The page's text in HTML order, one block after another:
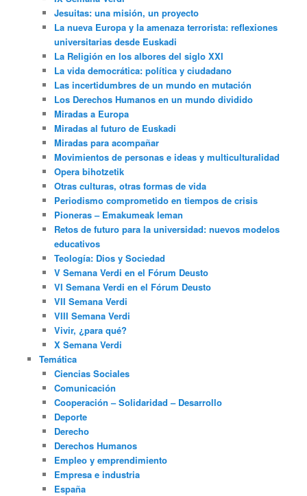
Jesuitas: una misión, un proyecto
La nueva Europa y la amenaza terrorista: reflexiones
universitarias desde Euskadi
La Religión en los albores del siglo XXI
La vida democrática: política y ciudadano
Las incertidumbres de un mundo en mutación
Los Derechos Humanos en un mundo dividido
Miradas a Europa
Miradas al futuro de Euskadi
Miradas para acompañar
Movimientos de personas e ideas y multiculturalidad
Opera bihotzetik
Otras culturas, otras formas de vida
Periodismo comprometido en tiempos de crisis
Pioneras – Emakumeak leman
Retos de futuro para la universidad: nuevos modelos
educativos
Teología: Dios y Sociedad
V Semana Verdi en el Fórum Deusto
VI Semana Verdi en el Fórum Deusto
VII Semana Verdi
VIII Semana Verdi
Vivir, ¿para qué?
X Semana Verdi
Temática
Ciencias Sociales
Comunicación
Cooperación – Solidaridad – Desarrollo
Deporte
Derecho
Derechos Humanos
Empleo y emprendimiento
Empresa e industria
España